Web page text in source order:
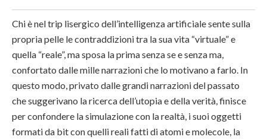
Chi è nel trip lisergico dell’intelligenza artificiale sente sulla
propria pelle le contraddizioni tra la sua vita “virtuale” e
quella “reale”, ma sposa la prima senza se e senza ma,
confortato dalle mille narrazioni che lo motivano a farlo. In
questo modo, privato dalle grandi narrazioni del passato
che suggerivano la ricerca dell’utopia e della verità, finisce
per confondere la simulazione con la realtà, i suoi oggetti
formati da bit con quelli reali fatti di atomi e molecole, la